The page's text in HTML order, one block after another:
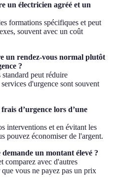
un électricien agréé et un
formations spécifiques et peut
souvent avec un coût
un rendez-vous normal plutôt
?
peut réduire
d'urgence sont souvent
d’urgence lors d’une
interventions et en évitant les
pouvez économiser de l'argent.
un montant élevé ?
comparez avec d'autres
vous ne payez pas un prix